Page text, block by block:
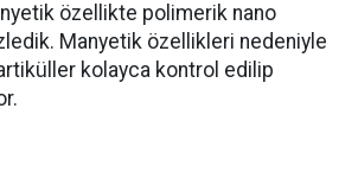
özellikte polimerik nano
Manyetik özellikleri nedeniyle
kolayca kontrol edilip